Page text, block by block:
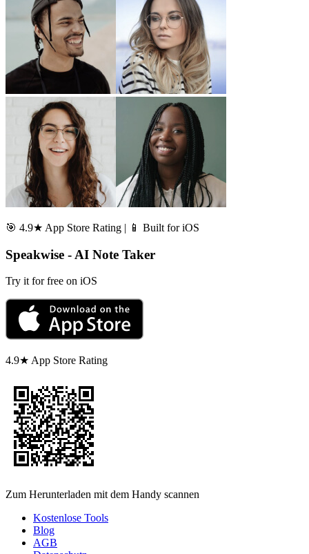
🎯 4.9★ App Store Rating | 📱 Built for iOS
Speakwise - AI Note Taker
Try it for free on iOS
4.9★ App Store Rating
Zum Herunterladen mit dem Handy scannen
Kostenlose Tools
Blog
AGB